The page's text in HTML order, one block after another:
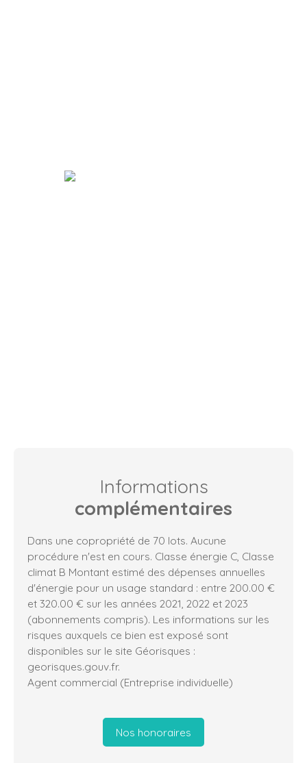
Informations
complémentaires
Dans une copropriété de 70 lots. Aucune
procédure n'est en cours. Classe énergie C, Classe
climat B Montant estimé des dépenses annuelles
d'énergie pour un usage standard : entre 200.00 €
et 320.00 € sur les années 2021, 2022 et 2023
(abonnements compris). Les informations sur les
risques auxquels ce bien est exposé sont
disponibles sur le site Géorisques :
georisques.gouv.fr.
Agent commercial (Entreprise individuelle)
Nos honoraires